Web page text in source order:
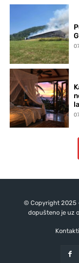
© Copyright 2025
dopušteno je uz